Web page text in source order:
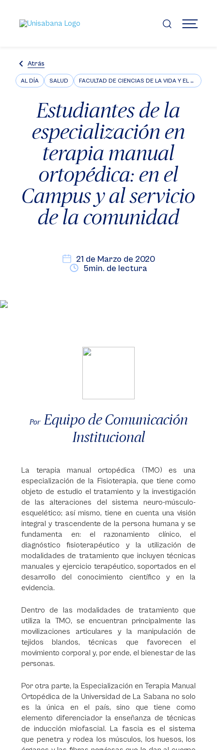
contenido
principal
MENÚ
Atrás
AL DÍA SALUD FACULTAD DE CIENCIAS DE LA VIDA Y EL BIENESTAR
Estudiantes de la
especialización en
terapia manual
ortopédica: en el
Campus y al servicio
de la comunidad
21 de Marzo de 2020
5min. de lectura
Por Equipo de Comunicación
Institucional
La terapia manual ortopédica (TMO) es una
especialización de la Fisioterapia, que tiene como
objeto de estudio el tratamiento y la investigación
de las alteraciones del sistema neuro-músculo-
esquelético; así mismo, tiene en cuenta una visión
integral y trascendente de la persona humana y se
fundamenta en: el razonamiento clínico, el
diagnóstico fisioterapéutico y la utilización de
modalidades de tratamiento que incluyen técnicas
manuales y ejercicio terapéutico, soportados en el
desarrollo del conocimiento científico y en la
evidencia.
Dentro de las modalidades de tratamiento que
utiliza la TMO, se encuentran principalmente las
movilizaciones articulares y la manipulación de
tejidos blandos, técnicas que favorecen el
movimiento corporal y, por ende, el bienestar de las
personas.
Por otra parte, la Especialización en Terapia Manual
Ortopédica de la Universidad de La Sabana no solo
es la única en el país, sino que tiene como
elemento diferenciador la enseñanza de técnicas
de inducción miofascial. La fascia es el sistema
que penetra y rodea los músculos, los huesos, los